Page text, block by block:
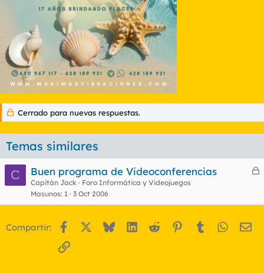
Cerrado para nuevas respuestas.
Temas similares
C
C
r
Buen programa de Videoconferencias
Capitán Jack
Foro Informática y Videojuegos
Masunos 1 3 Oct 2006
Compartir: Facebook BlueskyLinkedIn
Reddit Pinterest
Tumblr
Enlace